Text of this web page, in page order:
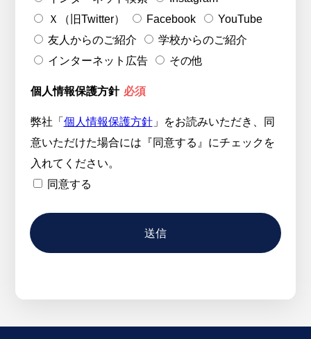
Ｘ（旧Twitter）
Facebook
YouTube
友人からのご紹介
学校からのご紹介
インターネット広告
その他
個人情報保護方針 必須
弊社「 個人情報保護方針」をお読みいただき、同
意いただけた場合には『同意する』にチェックを
入れてください。
同意する